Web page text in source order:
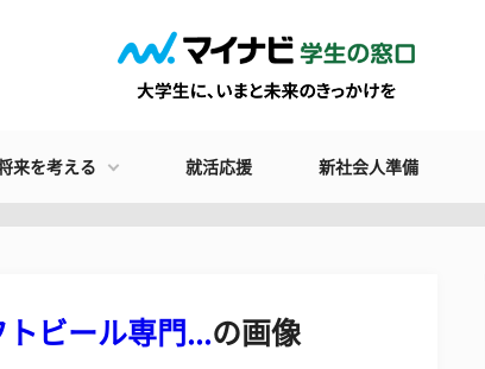
来を考える 就活応援 新社会人準備
ビール専門...の画像